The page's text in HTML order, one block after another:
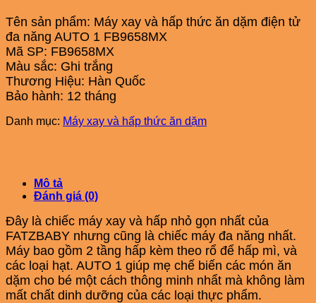
Tên sản phẩm: Máy xay và hấp thức ăn dặm điện tử
đa năng AUTO 1 FB9658MX
Mã SP: FB9658MX
Màu sắc: Ghi trắng
Thương Hiệu: Hàn Quốc
Bảo hành: 12 tháng
Danh mục: Máy xay và hấp thức ăn dặm
Mô tả
Đánh giá (0)
Đây là chiếc máy xay và hấp nhỏ gọn nhất của
FATZBABY nhưng cũng là chiếc máy đa năng nhất.
Máy bao gồm 2 tầng hấp kèm theo rổ để hấp mì, và
các loại hạt. AUTO 1 giúp mẹ chế biến các món ăn
dặm cho bé một cách thông minh nhẩt mà không làm
mất chất dinh dưỡng của các loại thực phẩm.